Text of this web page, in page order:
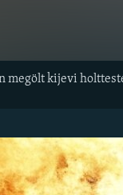
megölt kijevi